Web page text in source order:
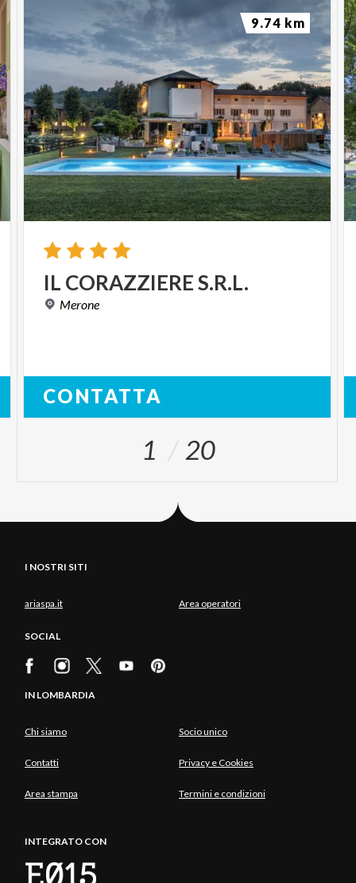
IL CORAZZIERES.R.L.
Merone
CONTATTA
9.74 km
1 20
I NOSTRI SITI
ariaspa.it Area operatori
SOCIAL
IN LOMBARDIA
Chi siamo Socio unico
Contatti Privacy e Cookies
Area stampa Termini e condizioni
INTEGRATO CON